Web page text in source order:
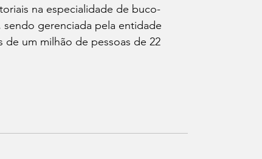
na especialidade de buco-
gerenciada pela entidade
de um milhão de pessoas de 22